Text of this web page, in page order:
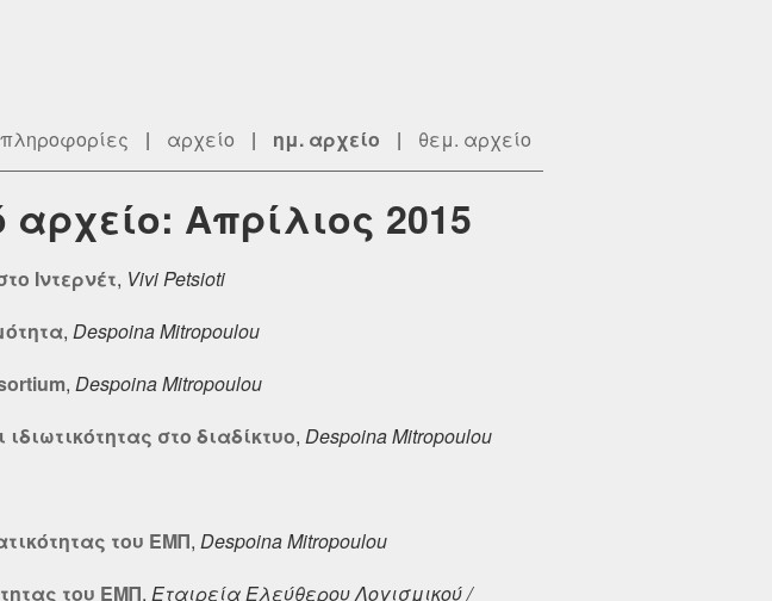
πληροφορίες | αρχείο | ημ. αρχείο | θεμ. αρχείο
Απρίλιος 2015
Ιντερνέτ, Vivi Petsioti
, Despoina Mitropoulou
, Despoina Mitropoulou
στο διαδίκτυο, Despoina Mitropoulou
του ΕΜΠ, Despoina Mitropoulou
του ΕΜΠ, Εταιρεία Ελεύθερου Λογισμικού /